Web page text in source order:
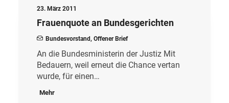
23. März 2011
Frauenquote an Bundesgerichten
Bundesvorstand, Offener Brief
An die Bundesministerin der Justiz Mit
Bedauern, weil erneut die Chance vertan
wurde, für einen…
Mehr